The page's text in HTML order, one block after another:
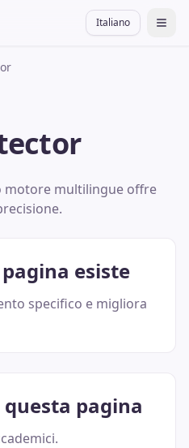
Italiano 切换
motore multilingue offre
esiste
specifico e migliora
questa pagina